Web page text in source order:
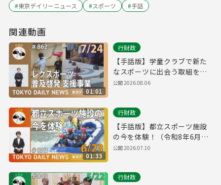
#東京デイリーニュース #スポーツ #手話
関連動画
01:01
行財政
【手話版】学童クラブで新た
なスポーツに出会う取組を開
始！（令和8年7月24日 東京デ
公開2026.08.06
01:33
行財政
【手話版】都立スポーツ施設
の今を体験！（令和8年6月23
日 東京デイリーニュース
公開2026.07.10
行財政